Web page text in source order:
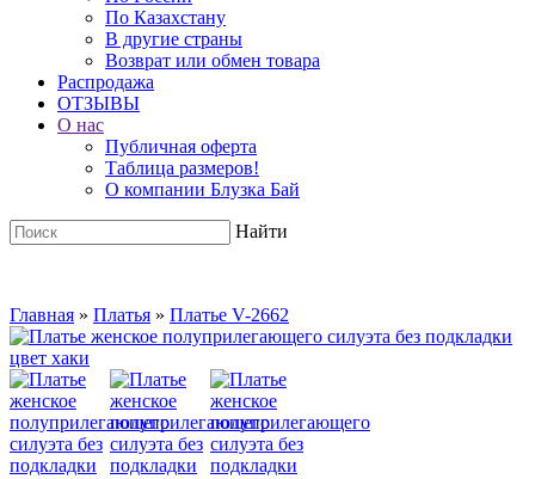
По Казахстану
В другие страны
Возврат или обмен товара
Распродажа
ОТЗЫВЫ
О нас
Публичная оферта
Таблица размеров!
О компании Блузка Бай
Найти
Главная » Платья » Платье V-2662